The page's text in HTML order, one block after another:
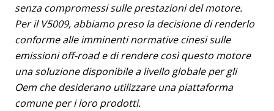
senza compromessi sulle prestazioni del motore.
Per il V5009, abbiamo preso la decisione di renderlo
conforme alle imminenti normative cinesi sulle
emissioni off-road e di rendere così questo motore
una soluzione disponibile a livello globale per gli
Oem che desiderano utilizzare una piattaforma
comune per i loro prodotti.